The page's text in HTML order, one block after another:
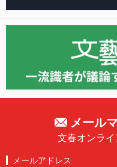
メール
文春オンラ
メールアドレス